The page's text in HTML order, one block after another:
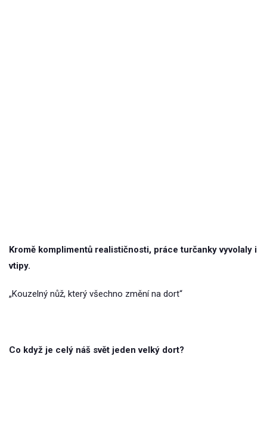
Kromě komplimentů realističnosti, práce turčanky vyvolaly i
vtipy.
„Kouzelný nůž, který všechno změní na dort“
Co když je celý náš svět jeden velký dort?